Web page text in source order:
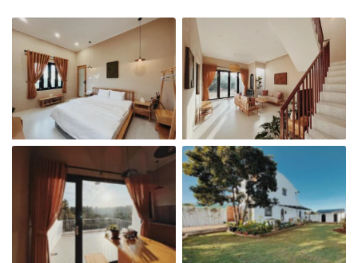
No Caption No Caption
No Caption No Caption